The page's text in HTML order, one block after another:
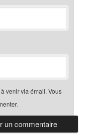
venir via émail. Vous